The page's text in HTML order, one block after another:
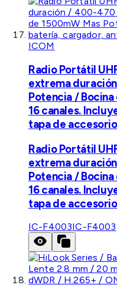
ICOM
Radio Portátil
extrema
Potencia /
16 canales.
tapa de
Radio Portátil
extrema
Potencia /
16 canales.
tapa de
IC-F4003IC-F4003